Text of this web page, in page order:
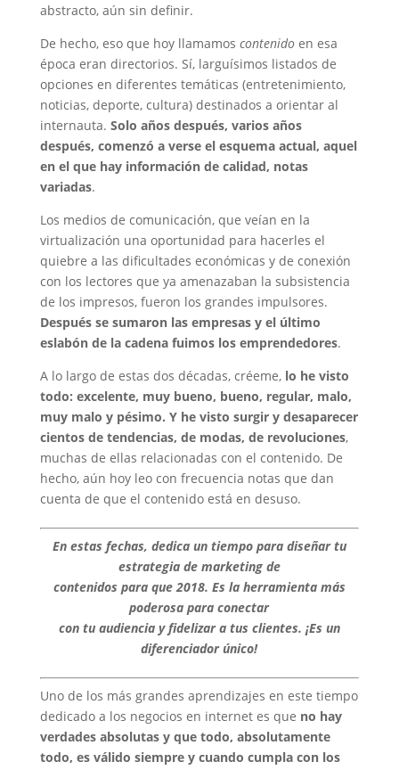
abstracto, aún sin definir.
De hecho, eso que hoy llamamos contenidoen esa
época eran directorios. Sí, larguísimos listados de
opciones en diferentes temáticas (entretenimiento,
noticias, deporte, cultura) destinados a orientar al
internauta. Solo años después, varios años
después, comenzó a verse el esquema actual, aquel
en el que hay información de calidad, notas
variadas.
Los medios de comunicación, que veían en la
virtualización una oportunidad para hacerles el
quiebre a las dificultades económicas y de conexión
con los lectores que ya amenazaban la subsistencia
de los impresos, fueron los grandes impulsores.
Después se sumaron las empresas y el último
eslabón de la cadena fuimos los emprendedores.
A lo largo de estas dos décadas, créeme, lo he visto
todo: excelente, muy bueno, bueno, regular, malo,
muy malo y pésimo. Y he visto surgir y desaparecer
cientos de tendencias, de modas, de revoluciones,
muchas de ellas relacionadas con el contenido. De
hecho, aún hoy leo con frecuencia notas que dan
cuenta de que el contenido está en desuso.
En estas fechas, dedica un tiempo para diseñar tu
estrategia de marketing de
contenidos para que 2018. Es la herramienta más
poderosa para conectar
con tu audiencia y fidelizar a tus clientes. ¡Es un
diferenciador único!
Uno de los más grandes aprendizajes en este tiempo
dedicado a los negocios en internet es que no hay
verdades absolutas y que todo, absolutamente
todo, es válido siempre y cuando cumpla con los